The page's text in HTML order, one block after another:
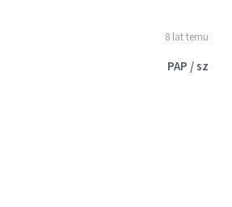
8 lat temu
PAP / sz